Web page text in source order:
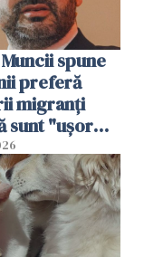
spune
preferă
migranți
sunt "uşor